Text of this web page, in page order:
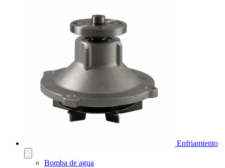
Enfriamiento
Bomba de agua